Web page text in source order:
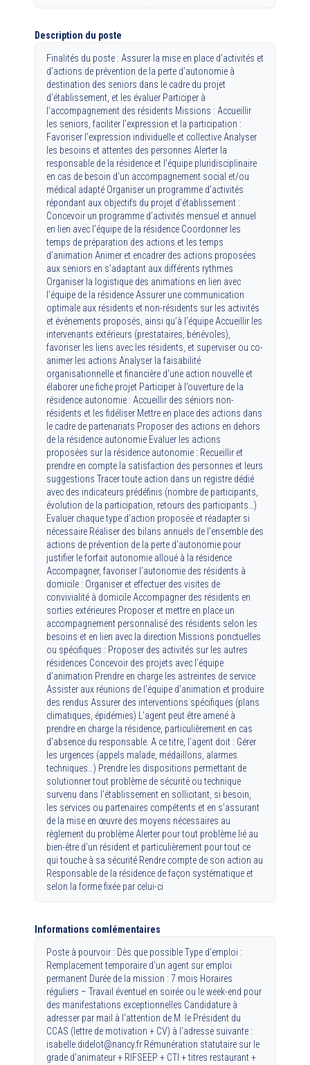
Description du poste
Finalités du poste : Assurer la mise en place d’activités et
d’actions de prévention de la perte d’autonomie à
destination des seniors dans le cadre du projet
d’établissement, et les évaluer Participer à
l’accompagnement des résidents Missions : Accueillir
les seniors, faciliter l’expression et la participation :
Favoriser l’expression individuelle et collective Analyser
les besoins et attentes des personnes Alerter la
responsable de la résidence et l'équipe pluridisciplinaire
en cas de besoin d'un accompagnement social et/ou
médical adapté Organiser un programme d’activités
répondant aux objectifs du projet d’établissement :
Concevoir un programme d’activités mensuel et annuel
en lien avec l’équipe de la résidence Coordonner les
temps de préparation des actions et les temps
d’animation Animer et encadrer des actions proposées
aux seniors en s’adaptant aux différents rythmes
Organiser la logistique des animations en lien avec
l’équipe de la résidence Assurer une communication
optimale aux résidents et non-résidents sur les activités
et événements proposés, ainsi qu’à l’équipe Accueillir les
intervenants extérieurs (prestataires, bénévoles),
favoriser les liens avec les résidents, et superviser ou co-
animer les actions Analyser la faisabilité
organisationnelle et financière d'une action nouvelle et
élaborer une fiche projet Participer à l’ouverture de la
résidence autonomie : Accueillir des séniors non-
résidents et les fidéliser Mettre en place des actions dans
le cadre de partenariats Proposer des actions en dehors
de la résidence autonomie Evaluer les actions
proposées sur la résidence autonomie : Recueillir et
prendre en compte la satisfaction des personnes et leurs
suggestions Tracer toute action dans un registre dédié
avec des indicateurs prédéfinis (nombre de participants,
évolution de la participation, retours des participants…)
Evaluer chaque type d’action proposée et réadapter si
nécessaire Réaliser des bilans annuels de l’ensemble des
actions de prévention de la perte d’autonomie pour
justifier le forfait autonomie alloué à la résidence
Accompagner, favoriser l’autonomie des résidents à
domicile : Organiser et effectuer des visites de
convivialité à domicile Accompagner des résidents en
sorties extérieures Proposer et mettre en place un
accompagnement personnalisé des résidents selon les
besoins et en lien avec la direction Missions ponctuelles
ou spécifiques : Proposer des activités sur les autres
résidences Concevoir des projets avec l’équipe
d’animation Prendre en charge les astreintes de service
Assister aux réunions de l’équipe d’animation et produire
des rendus Assurer des interventions spécifiques (plans
climatiques, épidémies) L’agent peut être amené à
prendre en charge la résidence, particulièrement en cas
d’absence du responsable. A ce titre, l’agent doit : Gérer
les urgences (appels malade, médaillons, alarmes
techniques…) Prendre les dispositions permettant de
solutionner tout problème de sécurité ou technique
survenu dans l’établissement en sollicitant, si besoin,
les services ou partenaires compétents et en s’assurant
de la mise en œuvre des moyens nécessaires au
règlement du problème Alerter pour tout problème lié au
bien-être d’un résident et particulièrement pour tout ce
qui touche à sa sécurité Rendre compte de son action au
Responsable de la résidence de façon systématique et
selon la forme fixée par celui-ci
Informations comlémentaires
Poste à pourvoir : Dès que possible Type d'emploi :
Remplacement temporaire d'un agent sur emploi
permanent Durée de la mission : 7 mois Horaires
réguliers – Travail éventuel en soirée ou le week-end pour
des manifestations exceptionnelles Candidature à
adresser par mail à l'attention de M. le Président du
CCAS (lettre de motivation + CV) à l'adresse suivante :
isabelle.didelot@nancy.fr Rémunération statutaire sur le
grade d'animateur + RIFSEEP + CTI + titres restaurant +